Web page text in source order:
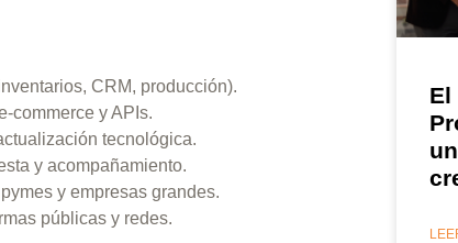
CRM, producción).
commerce y APIs.
tecnológica.
y acompañamiento.
y empresas grandes.
públicas y redes.
El